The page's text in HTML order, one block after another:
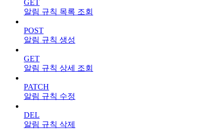
GET
알림 규칙 목록 조회
POST
알림 규칙 생성
GET
알림 규칙 상세 조회
PATCH
알림 규칙 수정
DEL
알림 규칙 삭제